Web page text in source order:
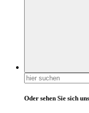
Suchen
nach:
Oder sehen Sie sich